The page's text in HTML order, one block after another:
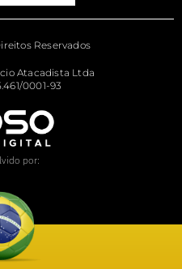
Reservados
Atacadista Ltda
0001-93
por: